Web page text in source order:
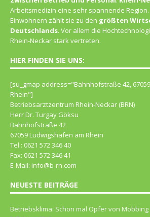
Arbeitsmedizin eine sehr spannende Region.
Einwohnern zählt sie zu den größten
Deutschlands. Vor allem die
Rhein-Neckar stark vertreten.
HIER FINDEN SIE UNS:
[su_gmap address="Bahn­hof­straße 42,
Rhein"]
Betriebsarztzentrum Rhein-Neckar (BRN)
Herr Dr. Turgay Göksu
Bahnhofstraße 42
67059 Ludwigshafen am Rhein
Tel.: 0621 572 346 40
Fax: 0621 572 346 41
E-Mail: info@b-rn.com
NEUESTE BEITRÄGE
Betriebsklima: Schon mal Opfer von